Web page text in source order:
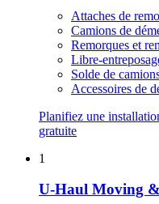
Attaches de
Camions de
Remorques et
Libre-
Solde de
Accessoires de
Planifiez une
gratuite
1
U-Haul Moving